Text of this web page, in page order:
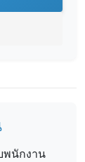
พนักงาน